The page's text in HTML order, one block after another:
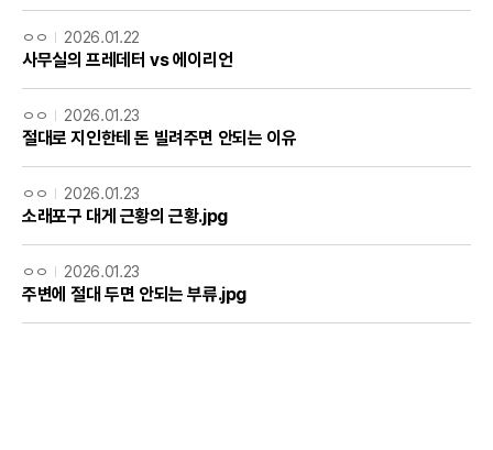
ㅇㅇ 2026.01.22
사무실의 프레데터 vs 에이리언
ㅇㅇ 2026.01.23
절대로 지인한테 돈 빌려주면 안되는 이유
ㅇㅇ 2026.01.23
소래포구 대게 근황의 근황.jpg
ㅇㅇ 2026.01.23
주변에 절대 두면 안되는 부류.jpg